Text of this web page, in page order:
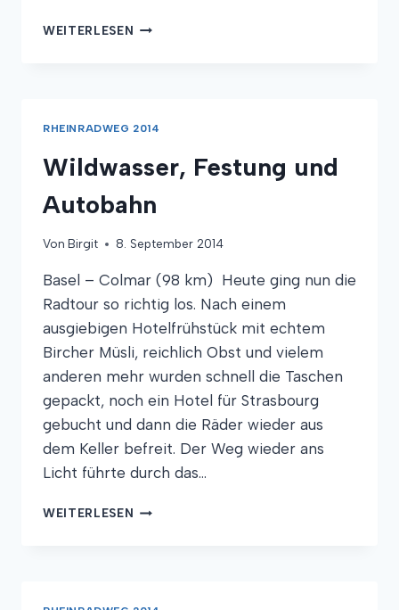
WEITERLESEN 2-
RHEINRADWEG 2014
Wildwasser, Festung und
Autobahn
Von Birgit 8. September 2014
Basel – Colmar (98 km) Heute ging nun die
Radtour so richtig los. Nach einem
ausgiebigen Hotelfrühstück mit echtem
Bircher Müsli, reichlich Obst und vielem
anderen mehr wurden schnell die Taschen
gepackt, noch ein Hotel für Strasbourg
gebucht und dann die Räder wieder aus
dem Keller befreit. Der Weg wieder ans
Licht führte durch das…
WEITERLESEN WILDWASSER,